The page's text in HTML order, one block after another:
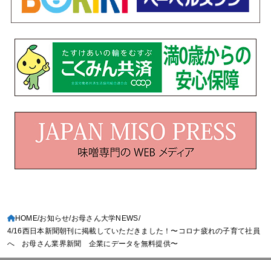
HOME お知らせ お母さん大学NEWS
4/16西日本新聞朝刊に掲載していただきました！〜コロナ疲れの子育て社員
へ お母さん業界新聞 企業にデータを無料提供〜